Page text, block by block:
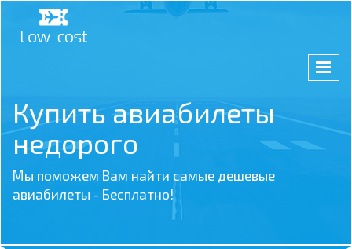
Купить авиабилеты
недорого
Мы поможем Вам найти самые дешевые
авиабилеты - Бесплатно!